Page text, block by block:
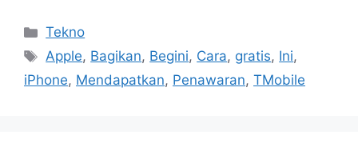
Kategori
Tekno
Tag
Apple, Bagikan, Begini, Cara, gratis, Ini,
iPhone, Mendapatkan, Penawaran, TMobile